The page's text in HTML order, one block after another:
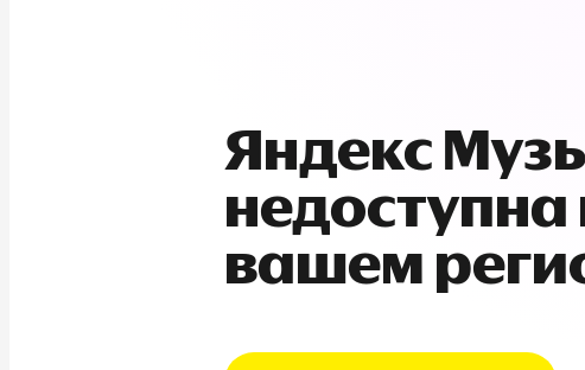
Яндекс
недоступна
вашем